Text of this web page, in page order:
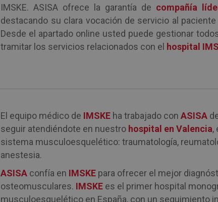
IMSKE. ASISA ofrece la garantía de compañía
destacando su clara vocación de servicio al
Desde el apartado online usted puede gestionar
tramitar los servicios relacionados con el hospital
El equipo médico de IMSKE ha trabajado con ASISA
seguir atendiéndote en nuestro hospital en Valencia,
sistema musculoesquelético: traumatología,
anestesia.
ASISA confía en IMSKE para ofrecer el mejor
osteomusculares. IMSKE es el primer hospital
musculoesquelético en España, con un seguimiento